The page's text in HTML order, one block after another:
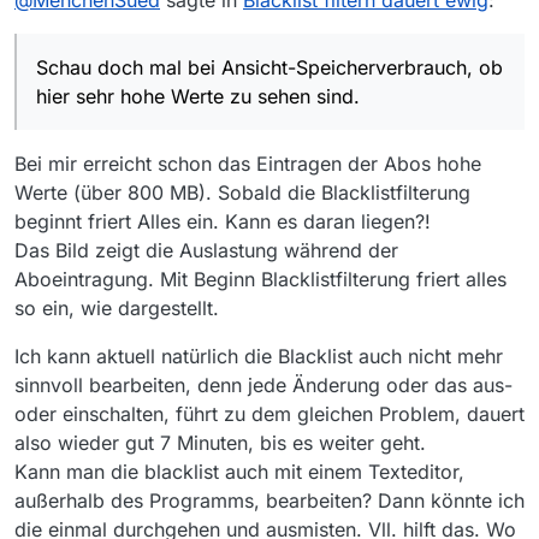
C:\Users\Caligula.mediathek3\mediathek.xml
INFO 2020-06-20 08:37:51,943 [AWT-EventQueue-0]
C:\Users\Caligula.mediathek3\mediathek.xml startet
INFO 2020-06-20 08:37:52,072 [AWT-EventQueue-0]
controller.IoXmlSchreiben (IoXmlSchreiben.java:257) -
Config Schreiben beendet
Schau doch mal bei Ansicht-Speicherverbrauch, ob
hier sehr hohe Werte zu sehen sind.
Bei mir erreicht schon das Eintragen der Abos hohe
Werte (über 800 MB). Sobald die Blacklistfilterung
beginnt friert Alles ein. Kann es daran liegen?!
Das Bild zeigt die Auslastung während der
Aboeintragung. Mit Beginn Blacklistfilterung friert alles
so ein, wie dargestellt.
Ich kann aktuell natürlich die Blacklist auch nicht mehr
sinnvoll bearbeiten, denn jede Änderung oder das aus-
oder einschalten, führt zu dem gleichen Problem, dauert
also wieder gut 7 Minuten, bis es weiter geht.
Kann man die blacklist auch mit einem Texteditor,
außerhalb des Programms, bearbeiten? Dann könnte ich
die einmal durchgehen und ausmisten. Vll. hilft das. Wo